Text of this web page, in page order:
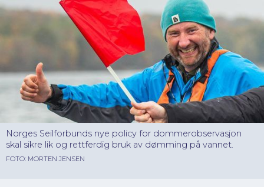
Norges Seilforbunds nye policy for dommerobservasjon
skal sikre lik og rettferdig bruk av dømming på vannet.
FOTO: MORTEN JENSEN